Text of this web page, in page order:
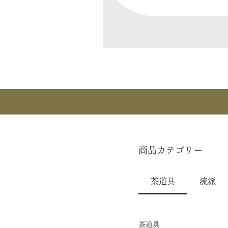
商品カテゴリー
茶道具 流派
茶道具